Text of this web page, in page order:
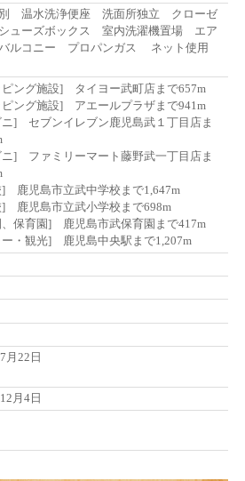
別 温水洗浄便座 洗面所独立 クローゼ
ューズボックス 室内洗濯機置場 エア
ルコニー プロパンガス ネット使用
ピング施設] タイヨー武町店まで657m
ピング施設] アエールプラザまで941m
ニ] セブンイレブン鹿児島武１丁目店ま
ニ] ファミリーマート藤野武一丁目店ま
] 鹿児島市立武中学校まで1,647m
] 鹿児島市立武小学校まで698m
、保育園] 鹿児島市武保育園まで417m
ー・観光] 鹿児島中央駅まで1,207m
月22日
月4日